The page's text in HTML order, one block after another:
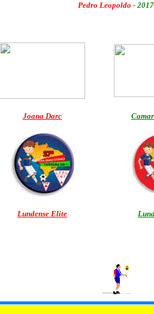
Pedro Leopoldo - 2017
Joana Darc
Lundense Elite